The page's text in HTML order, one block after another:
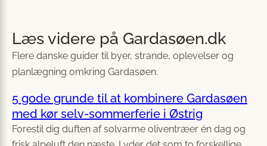
Læs videre på Gardasøen.dk
Flere danske guider til byer, strande, oplevelser og
planlægning omkring Gardasøen.
5 gode grunde til at kombinere Gardasøen
med kør selv-sommerferie i Østrig
Forestil dig duften af solvarme oliventræer én dag og